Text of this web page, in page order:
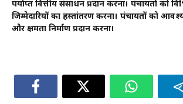
पर्याप्त वित्तीय संसाधन प्रदान करना। पंचायतों को
जिम्मेदारियों का हस्तांतरण करना। पंचायतों को
और क्षमता निर्माण प्रदान करना।